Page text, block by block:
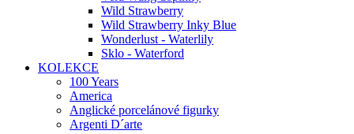
Wild Strawberry
Wild Strawberry Inky Blue
Wonderlust - Waterlily
Sklo - Waterford
KOLEKCE
100 Years
America
Anglické porcelánové figurky
Argenti D´arte